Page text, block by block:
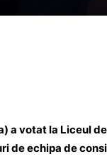
a votat la Liceul
de echipa de